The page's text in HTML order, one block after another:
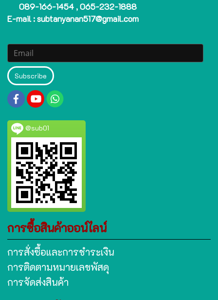
089-166-1454 , 065-232-1888
E-mail : subtanyanan517@gmail.com
Subscribe
@sub01
การซื้อสินค้าออน์ไลน์
การสั่งซื้อและการชำระเงิน
การติดตามหมายเลขพัสดุ
การจัดส่งสินค้า